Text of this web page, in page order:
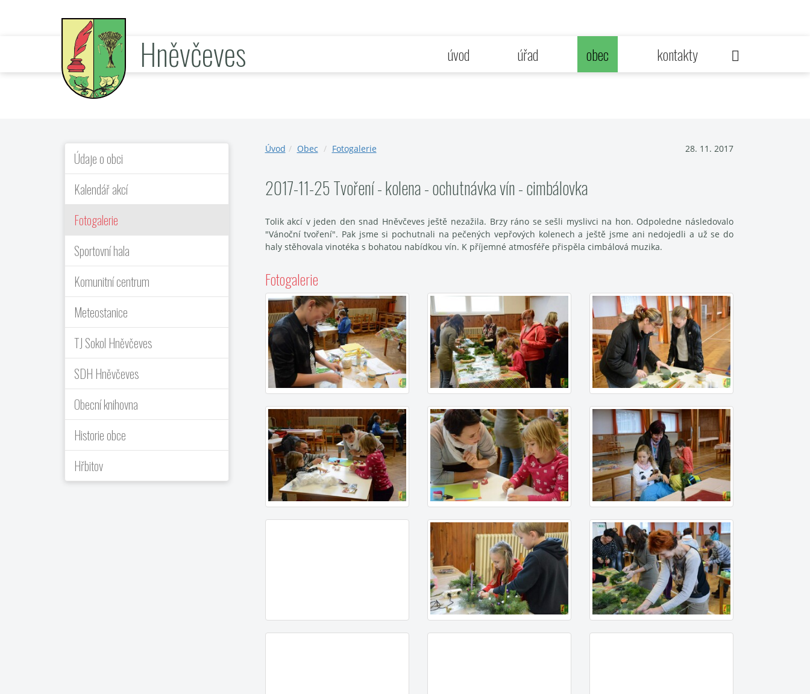
Hněvčeves úvod úřad obec kontakty
Údaje o obci
Kalendář akcí
Fotogalerie
Sportovní hala
Komunitní centrum
Meteostanice
TJ Sokol Hněvčeves
SDH Hněvčeves
Obecní knihovna
Historie obce
Hřbitov
Úvod Obec Fotogalerie 28. 11. 2017
2017-11-25 Tvoření - kolena - ochutnávka vín - cimbálovka
Tolik akcí v jeden den snad Hněvčeves ještě nezažila. Brzy ráno se sešli myslivci na hon. Odpoledne následovalo
"Vánoční tvoření". Pak jsme si pochutnali na pečených vepřových kolenech a ještě jsme ani nedojedli a už se do
haly stěhovala vinotéka s bohatou nabídkou vín. K příjemné atmosféře přispěla cimbálová muzika.
Fotogalerie